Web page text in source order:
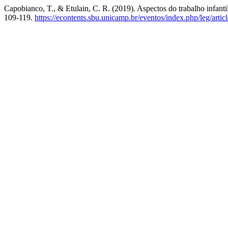
Capobianco, T., & Etulain, C. R. (2019). Aspectos do trabalho
109-119. https://econtents.sbu.unicamp.br/eventos/index.php/leg/